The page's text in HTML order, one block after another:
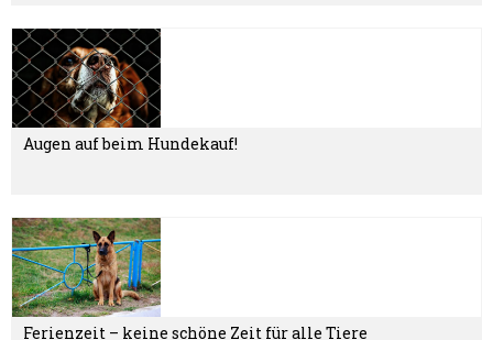
Augen auf beim Hundekauf!
Ferienzeit – keine schöne Zeit für alle Tiere